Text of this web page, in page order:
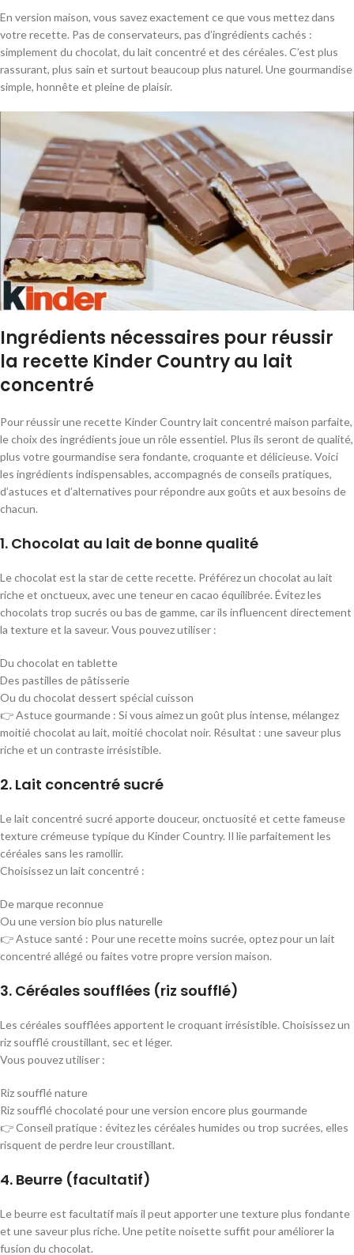
En version maison, vous savez exactement ce que vous mettez dans
votre recette. Pas de conservateurs, pas d’ingrédients cachés :
simplement du chocolat, du lait concentré et des céréales. C’est plus
rassurant, plus sain et surtout beaucoup plus naturel. Une gourmandise
simple, honnête et pleine de plaisir.
Ingrédients nécessaires pour réussir
la recette Kinder Country au lait
concentré
Pour réussir une recette Kinder Country lait concentré maison parfaite,
le choix des ingrédients joue un rôle essentiel. Plus ils seront de qualité,
plus votre gourmandise sera fondante, croquante et délicieuse. Voici
les ingrédients indispensables, accompagnés de conseils pratiques,
d’astuces et d’alternatives pour répondre aux goûts et aux besoins de
chacun.
1. Chocolat au lait de bonne qualité
Le chocolat est la star de cette recette. Préférez un chocolat au lait
riche et onctueux, avec une teneur en cacao équilibrée. Évitez les
chocolats trop sucrés ou bas de gamme, car ils influencent directement
la texture et la saveur. Vous pouvez utiliser :
Du chocolat en tablette
Des pastilles de pâtisserie
Ou du chocolat dessert spécial cuisson
👉 Astuce gourmande : Si vous aimez un goût plus intense, mélangez
moitié chocolat au lait, moitié chocolat noir. Résultat : une saveur plus
riche et un contraste irrésistible.
2. Lait concentré sucré
Le lait concentré sucré apporte douceur, onctuosité et cette fameuse
texture crémeuse typique du Kinder Country. Il lie parfaitement les
céréales sans les ramollir.
Choisissez un lait concentré :
De marque reconnue
Ou une version bio plus naturelle
👉 Astuce santé : Pour une recette moins sucrée, optez pour un lait
concentré allégé ou faites votre propre version maison.
3. Céréales soufflées (riz soufflé)
Les céréales soufflées apportent le croquant irrésistible. Choisissez un
riz soufflé croustillant, sec et léger.
Vous pouvez utiliser :
Riz soufflé nature
Riz soufflé chocolaté pour une version encore plus gourmande
👉 Conseil pratique : évitez les céréales humides ou trop sucrées, elles
risquent de perdre leur croustillant.
4. Beurre (facultatif)
Le beurre est facultatif mais il peut apporter une texture plus fondante
et une saveur plus riche. Une petite noisette suffit pour améliorer la
fusion du chocolat.